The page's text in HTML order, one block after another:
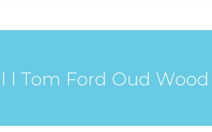
I Tom Ford Oud